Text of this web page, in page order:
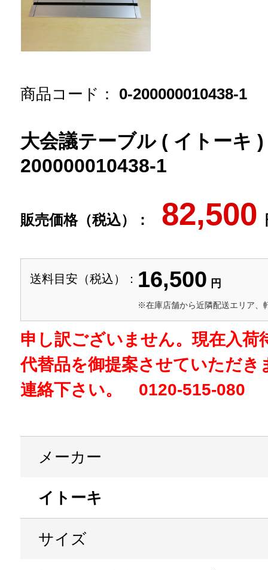
商品コード： 0-200000010438-1
大会議テーブル ( イトーキ
200000010438-1
販売価格（税込）： 82,500
送料目安（税込）： 16,500 円
※在庫店舗から近隣配送エリア、
申し訳ございません。現在入荷
代替品を御提案させていただき
連絡下さい。 0120-515-080
メーカー
イトーキ
サイズ